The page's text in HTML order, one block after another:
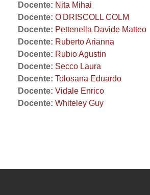
Docente: Nita Mihai
Docente: O'DRISCOLL COLM
Docente: Pettenella Davide Matteo
Docente: Ruberto Arianna
Docente: Rubio Agustin
Docente: Secco Laura
Docente: Tolosana Eduardo
Docente: Vidale Enrico
Docente: Whiteley Guy